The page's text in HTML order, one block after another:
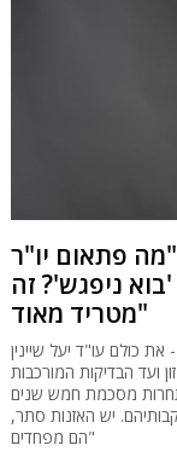
פתאום יו"ר
ניפגש'? זה
מטריד מאוד"
כולם עו"ד יעל שיינין
ועד הבדיקות המורכבות
מסכמת חמש שנים
יש האזנות סתר,
הם מפחדים"